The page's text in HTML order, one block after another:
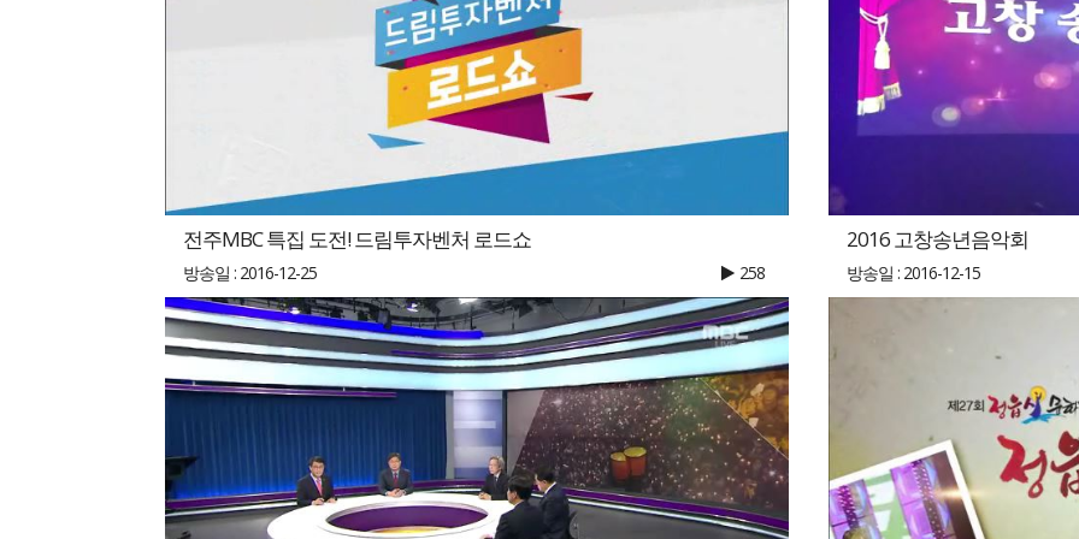
전주MBC 특집 도전! 드림투자벤처 로드쇼
방송일 : 2016-12-25 258
2016 고창송년음악회
방송일 : 2016-12-15